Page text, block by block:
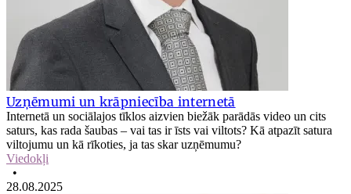
Uzņēmumi un krāpniecība internetā
Internetā un sociālajos tīklos aizvien biežāk parādās video un cits
saturs, kas rada šaubas – vai tas ir īsts vai viltots? Kā atpazīt satura
viltojumu un kā rīkoties, ja tas skar uzņēmumu?
Viedokļi
•
28.08.2025